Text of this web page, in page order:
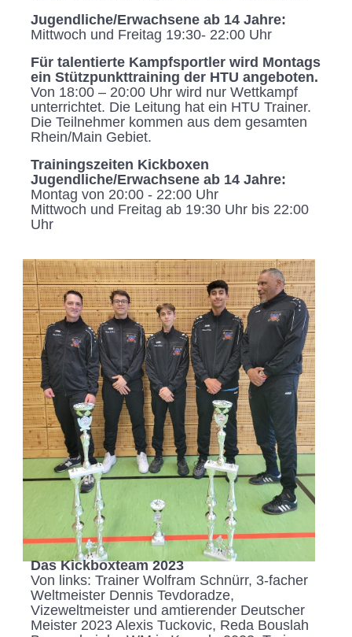
Jugendliche/Erwachsene ab 14 Jahre:
Mittwoch und Freitag 19:30- 22:00 Uhr
Für talentierte Kampfsportler wird Montags
ein Stützpunkttraining der HTU angeboten.
Von 18:00 – 20:00 Uhr wird nur Wettkampf
unterrichtet. Die Leitung hat ein HTU Trainer.
Die Teilnehmer kommen aus dem gesamten
Rhein/Main Gebiet.
Trainingszeiten Kickboxen
Jugendliche/Erwachsene ab 14 Jahre:
Montag von 20:00 - 22:00 Uhr
Mittwoch und Freitag ab 19:30 Uhr bis 22:00
Uhr
Das Kickboxteam 2023
Von links: Trainer Wolfram Schnürr, 3-facher
Weltmeister Dennis Tevdoradze,
Vizeweltmeister und amtierender Deutscher
Meister 2023 Alexis Tuckovic, Reda Bouslah